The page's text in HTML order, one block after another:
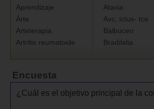
Aprendizaje
Árte
Arteterapia
Artritis reumatoide
Ataxia
Avc, ictus- tce
Balbuceo
Bradilalia
Encuesta
¿Cuál es el objetivo principal de la